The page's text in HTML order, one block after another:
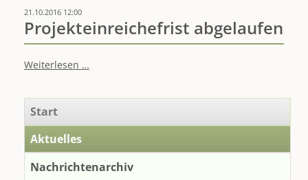
21.10.2016 12:00
Projekteinreichefrist abgelaufen
Weiterlesen …
überspringen
Start
Aktuelles
Nachrichtenarchiv